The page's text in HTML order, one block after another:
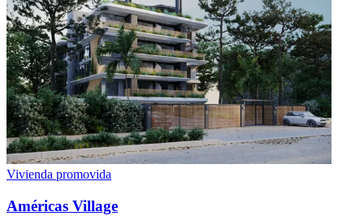
Vivienda promovida
Américas Village